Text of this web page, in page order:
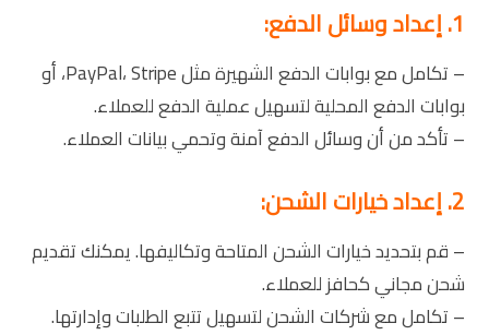
1. إعداد وسائل الدفع:
– تكامل مع بوابات الدفع الشهيرة مثل PayPal، Stripe، أو
بوابات الدفع المحلية لتسهيل عملية الدفع للعملاء.
– تأكد من أن وسائل الدفع آمنة وتحمي بيانات العملاء.
2. إعداد خيارات الشحن:
– قم بتحديد خيارات الشحن المتاحة وتكاليفها. يمكنك تقديم
شحن مجاني كحافز للعملاء.
– تكامل مع شركات الشحن لتسهيل تتبع الطلبات وإدارتها.